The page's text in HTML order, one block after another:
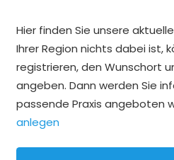
Hier finden Sie unsere
Ihrer Region nichts dabei ist,
registrieren, den Wunschort
angeben. Dann werden Sie
passende Praxis angeboten
anlegen